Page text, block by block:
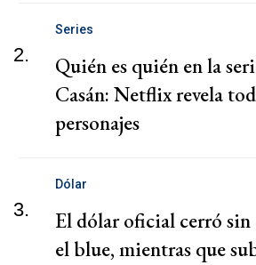
2.
Series
Quién es quién en la
Casán: Netflix revela
personajes
3.
Dólar
El dólar oficial cerró sin
el blue, mientras que